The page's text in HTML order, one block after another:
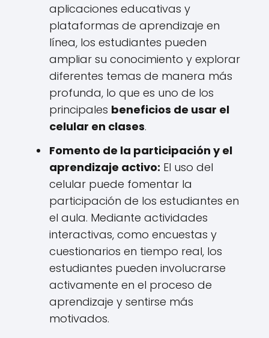
aplicaciones educativas y
plataformas de aprendizaje en
línea, los estudiantes pueden
ampliar su conocimiento y explorar
diferentes temas de manera más
profunda, lo que es uno de los
principales beneficios de usar el
celular en clases.
Fomento de la participación y el
aprendizaje activo: El uso del
celular puede fomentar la
participación de los estudiantes en
el aula. Mediante actividades
interactivas, como encuestas y
cuestionarios en tiempo real, los
estudiantes pueden involucrarse
activamente en el proceso de
aprendizaje y sentirse más
motivados.